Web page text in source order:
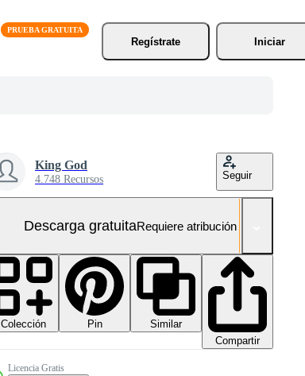
Regístrate
Iniciar
King God
4.748 Recursos Seguir
Descarga gratuitaRequiere atribución
Colección Pin
Similar
Compartir
Licencia Gratis